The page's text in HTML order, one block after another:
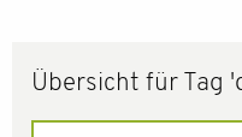
Übersicht für Tag